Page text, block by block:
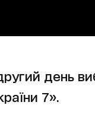
день
7».